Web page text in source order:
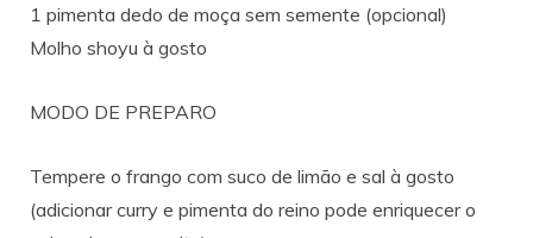
1 pimenta dedo de moça sem semente (opcional)
Molho shoyu à gosto
MODO DE PREPARO
Tempere o frango com suco de limão e sal à gosto
(adicionar curry e pimenta do reino pode enriquecer o